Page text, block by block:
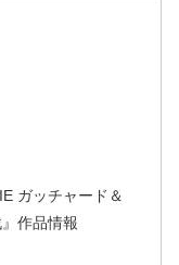
ガッチャード＆
作品情報